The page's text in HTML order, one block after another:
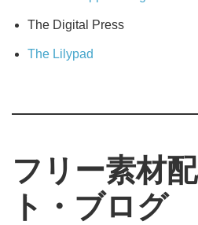
The Digital Press
The Lilypad
フリー素材
ト・ブログ